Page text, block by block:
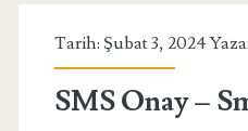
Tarih: Şubat 3, 2024
SMS Onay –